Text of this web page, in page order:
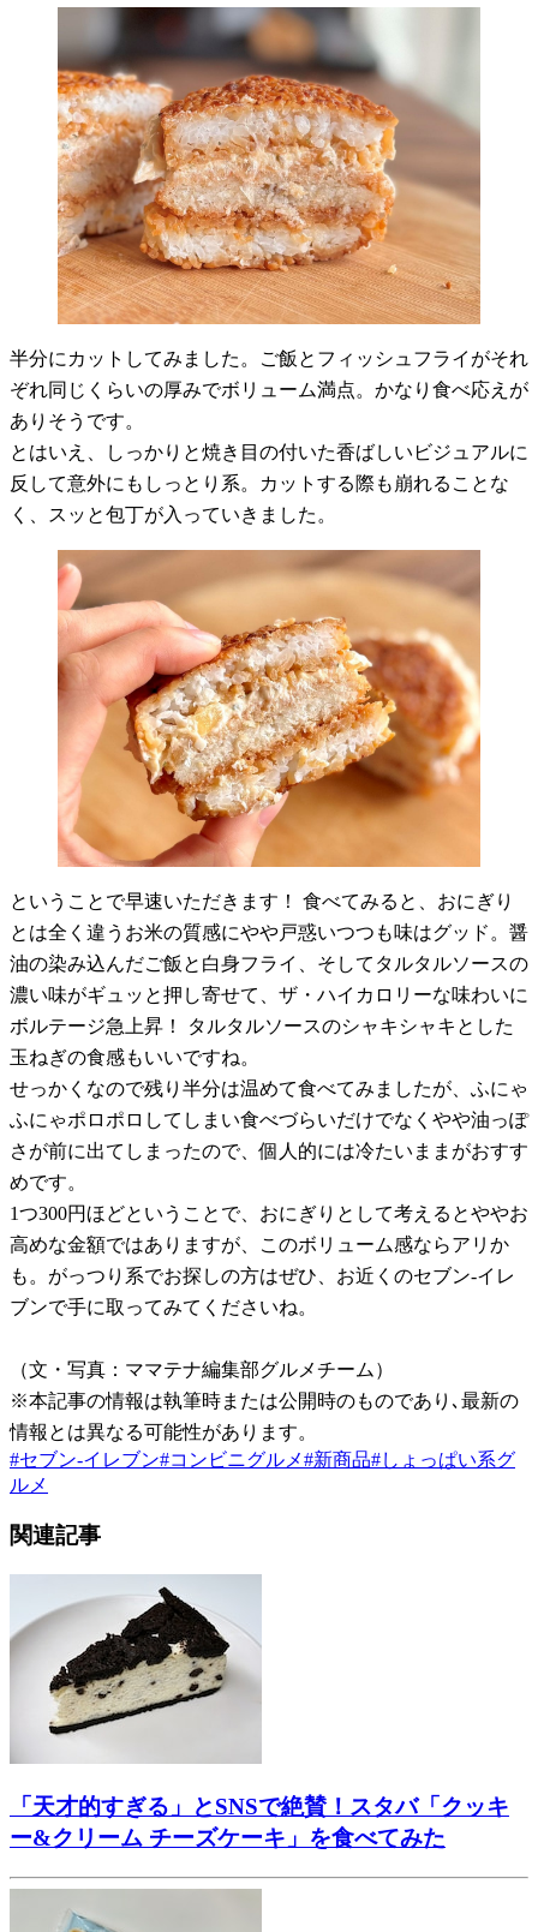
半分にカットしてみました。ご飯とフィッシュフライがそれ
ぞれ同じくらいの厚みでボリューム満点。かなり食べ応えが
ありそうです。
とはいえ、しっかりと焼き目の付いた香ばしいビジュアルに
反して意外にもしっとり系。カットする際も崩れることな
く、スッと包丁が入っていきました。
ということで早速いただきます！ 食べてみると、おにぎり
とは全く違うお米の質感にやや戸惑いつつも味はグッド。醤
油の染み込んだご飯と白身フライ、そしてタルタルソースの
濃い味がギュッと押し寄せて、ザ・ハイカロリーな味わいに
ボルテージ急上昇！ タルタルソースのシャキシャキとした
玉ねぎの食感もいいですね。
せっかくなので残り半分は温めて食べてみましたが、ふにゃ
ふにゃポロポロしてしまい食べづらいだけでなくやや油っぽ
さが前に出てしまったので、個人的には冷たいままがおすす
めです。
1つ300円ほどということで、おにぎりとして考えるとややお
高めな金額ではありますが、このボリューム感ならアリか
も。がっつり系でお探しの方はぜひ、お近くのセブン-イレ
ブンで手に取ってみてくださいね。
（文・写真：ママテナ編集部グルメチーム）
※本記事の情報は執筆時または公開時のものであり､最新の
情報とは異なる可能性があります。
#セブン-イレブン#コンビニグルメ#新商品#しょっぱい系グ
ルメ
関連記事
「天才的すぎる」とSNSで絶賛！スタバ「クッキ
ー&クリーム チーズケーキ」を食べてみた